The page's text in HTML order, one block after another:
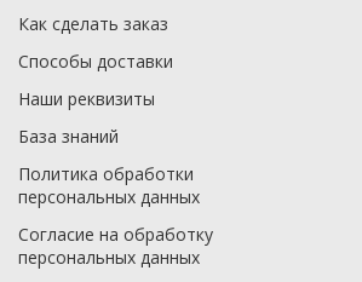
Как сделать заказ
Способы доставки
Наши реквизиты
База знаний
Политика обработки
персональных данных
Согласие на обработку
персональных данных